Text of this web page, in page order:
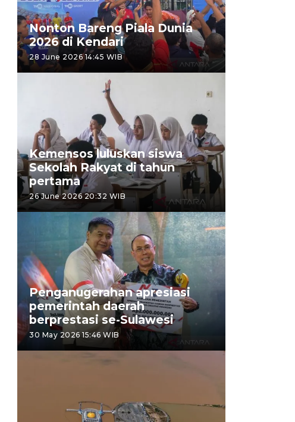
Nonton Bareng Piala Dunia
2026 di Kendari
28 June 2026 14:45 WIB
Kemensos luluskan siswa
Sekolah Rakyat di tahun
pertama
26 June 2026 20:32 WIB
Penganugerahan apresiasi
pemerintah daerah
berprestasi se-Sulawesi
30 May 2026 15:46 WIB